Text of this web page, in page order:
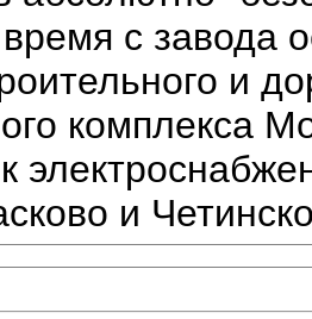
с завода
и
комплекса
и